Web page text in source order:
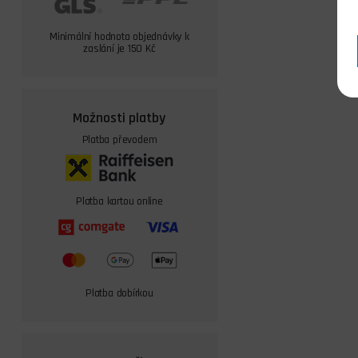
Minimální hodnota objednávky k
zaslání je 150 Kč
Možnosti platby
Platba převodem
Platba kartou online
Platba dobírkou